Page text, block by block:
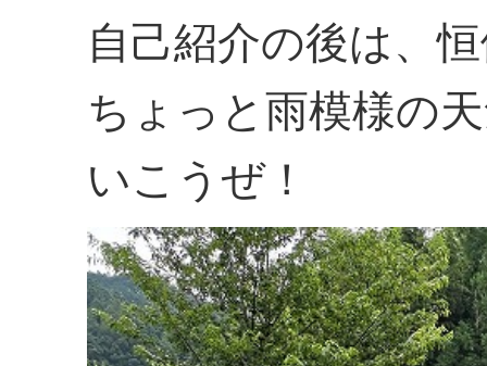
自己紹介の後は、
ちょっと雨模様の
いこうぜ！